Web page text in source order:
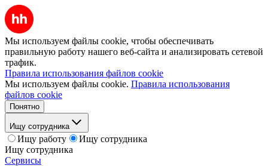
Мы используем файлы cookie, чтобы обеспечивать
правильную работу нашего веб-сайта и анализировать сетевой
трафик.
Правила использования файлов cookie
Мы используем файлы cookie. Правила использования
файлов cookie
Понятно
Ищу сотрудника
Ищу работу
Ищу сотрудника
Ищу сотрудника
Сервисы